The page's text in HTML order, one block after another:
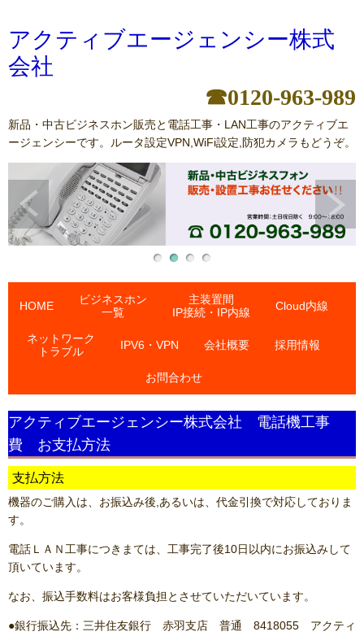
アクティブエージェンシー株式
会社
☎0120-963-989
新品・中古ビジネスホン販売と電話工事・LAN工事のアクティブエ
ージェンシーです。ルータ設定VPN,WiFi設定,防犯カメラもどうぞ。
HOME
ビジネスホン
一覧
主装置間
IP接続・IP内線
Cloud内線
ネットワーク
トラブル
IPV6・VPN 会社概要 採用情報
お問合わせ
アクティブエージェンシー株式会社 電話機工事
費 お支払方法
支払方法
機器のご購入は、お振込み後,あるいは、代金引換で対応しておりま
す。
電話ＬＡＮ工事につきまては、工事完了後10日以内にお振込みして
頂いています。
なお、振込手数料はお客様負担とさせていただいています。
●銀行振込先：三井住友銀行 赤羽支店 普通 8418055 アクティ